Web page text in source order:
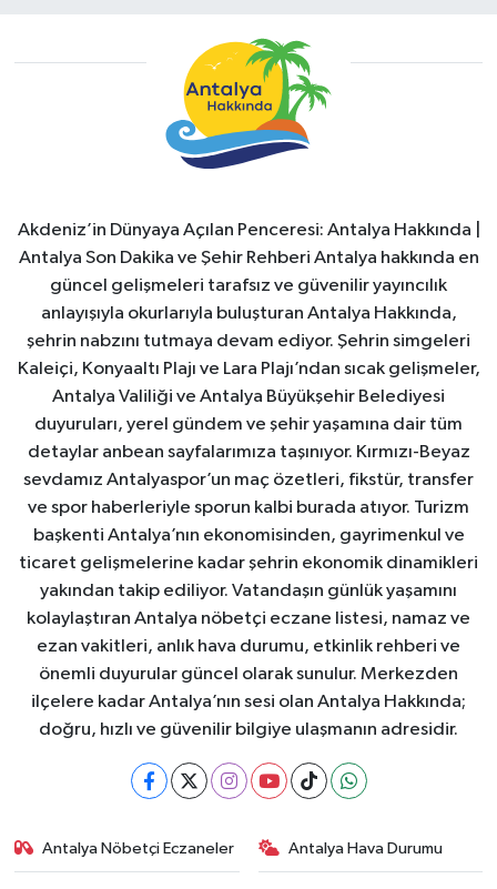
Akdeniz’in Dünyaya Açılan Penceresi: Antalya Hakkında |
Antalya Son Dakika ve Şehir Rehberi Antalya hakkında en
güncel gelişmeleri tarafsız ve güvenilir yayıncılık
anlayışıyla okurlarıyla buluşturan Antalya Hakkında,
şehrin nabzını tutmaya devam ediyor. Şehrin simgeleri
Kaleiçi, Konyaaltı Plajı ve Lara Plajı’ndan sıcak gelişmeler,
Antalya Valiliği ve Antalya Büyükşehir Belediyesi
duyuruları, yerel gündem ve şehir yaşamına dair tüm
detaylar anbean sayfalarımıza taşınıyor. Kırmızı-Beyaz
sevdamız Antalyaspor’un maç özetleri, fikstür, transfer
ve spor haberleriyle sporun kalbi burada atıyor. Turizm
başkenti Antalya’nın ekonomisinden, gayrimenkul ve
ticaret gelişmelerine kadar şehrin ekonomik dinamikleri
yakından takip ediliyor. Vatandaşın günlük yaşamını
kolaylaştıran Antalya nöbetçi eczane listesi, namaz ve
ezan vakitleri, anlık hava durumu, etkinlik rehberi ve
önemli duyurular güncel olarak sunulur. Merkezden
ilçelere kadar Antalya’nın sesi olan Antalya Hakkında;
doğru, hızlı ve güvenilir bilgiye ulaşmanın adresidir.
Antalya Nöbetçi Eczaneler Antalya Hava Durumu